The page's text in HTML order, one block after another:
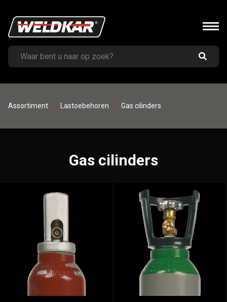
Assortiment Lastoebehoren Gas cilinders
Gas cilinders